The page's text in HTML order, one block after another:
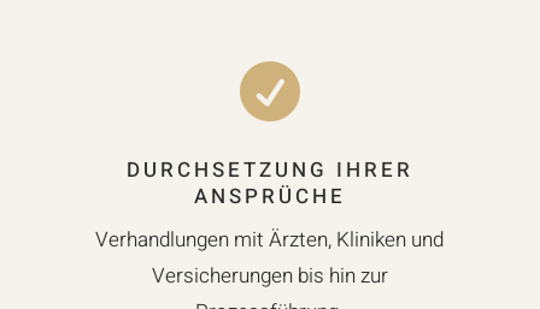

DURCHSETZUNG IHRER
ANSPRÜCHE
Verhandlungen mit Ärzten, Kliniken und
Versicherungen bis hin zur